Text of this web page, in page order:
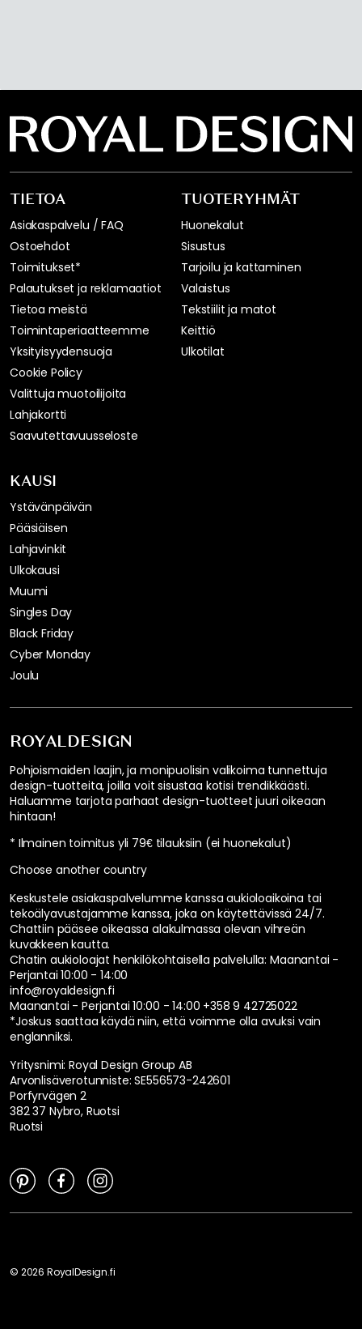
ROYALDESIGN
Pohjoismaiden laajin, ja monipuolisin valikoima tunnettuja
design-tuotteita, joilla voit sisustaa kotisi trendikkäästi.
Haluamme tarjota parhaat design-tuotteet juuri oikeaan
hintaan!
* Ilmainen toimitus yli 79€ tilauksiin (ei huonekalut)
Choose another country
Keskustele asiakaspalvelumme kanssa aukioloaikoina tai
tekoälyavustajamme kanssa, joka on käytettävissä 24/7.
Chattiin pääsee oikeassa alakulmassa olevan vihreän
kuvakkeen kautta.
Chatin aukioloajat henkilökohtaisella palvelulla: Maanantai -
Perjantai 10:00 - 14:00
info@royaldesign.fi
Maanantai - Perjantai 10:00 - 14:00 +358 9 42725022
*Joskus saattaa käydä niin, että voimme olla avuksi vain
englanniksi.
Yritysnimi: Royal Design Group AB
Arvonlisäverotunniste: SE556573-242601
Porfyrvägen 2
382 37 Nybro, Ruotsi
Ruotsi
TIETOA
Asiakaspalvelu / FAQ
Ostoehdot
Toimitukset*
Palautukset ja reklamaatiot
Tietoa meistä
Toimintaperiaatteemme
Yksityisyydensuoja
Cookie Policy
Valittuja muotoilijoita
Lahjakortti
Saavutettavuusseloste
TUOTERYHMÄT
Huonekalut
Sisustus
Tarjoilu ja kattaminen
Valaistus
Tekstiilit ja matot
Keittiö
Ulkotilat
KAUSI
Ystävänpäivän
Pääsiäisen
Lahjavinkit
Ulkokausi
Muumi
Singles Day
Black Friday
Cyber Monday
Joulu
© 2026 RoyalDesign.fi